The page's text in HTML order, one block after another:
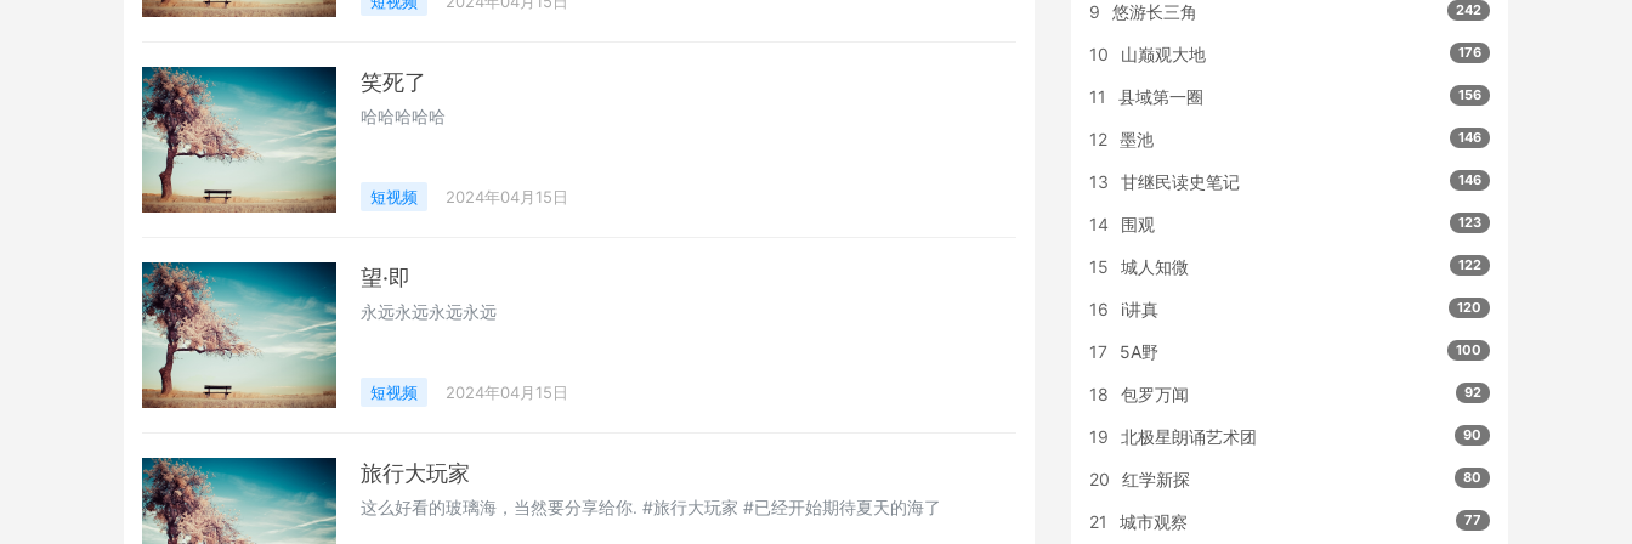
笑死了
哈哈哈哈哈
短视频 2024年04月15日
望·即
永远永远永远永远
短视频 2024年04月15日
旅行大玩家
这么好看的玻璃海，当然要分享给你. #旅行大玩家 #已经开始期待夏天的海了
9 悠游长三角 242
10 山巅观大地 176
11 县域第一圈 156
12 墨池 146
13 甘继民读史笔记 146
14 围观 123
15 城人知微 122
16 i讲真 120
17 5A野 100
18 包罗万闻 92
19 北极星朗诵艺术团 90
20 红学新探 80
21 城市观察 77